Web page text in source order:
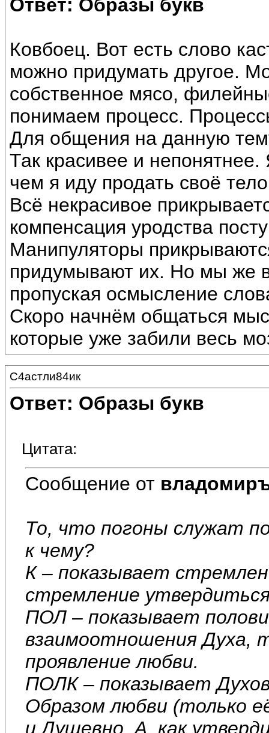
Ответ: Образы букв
Ковбоец. Вот есть слово
можно придумать другое.
собственное мясо,
понимаем процесс.
Для общения на данную
Так красивее и непонятнее.
чем я иду продать своё
Всё некрасивое
компенсация уродства
Манипуляторы
придумывают их. Но мы же
пропуская осмысление
Скоро начнём общаться
которые уже забили весь
С4астли84ик
Ответ: Образы букв
Цитата:
Сообщение от
То, что погоны служат
к чему?
К – показывает
стремление
ПОЛ – показывает
взаимоотношения Духа,
проявление любви.
ПОЛК – показывает
Образом любви (только
и Душевно. А, как